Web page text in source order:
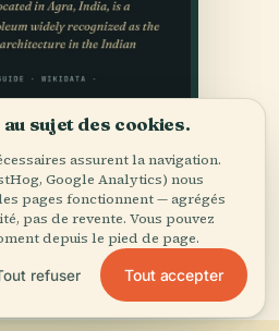
sujet des cookies.
assurent la navigation.
Google Analytics) nous
pages fonctionnent — agrégés
pas de revente. Vous pouvez
depuis le pied de page.
refuser Tout accepter